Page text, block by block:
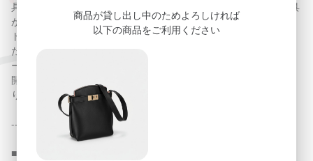
具「ガンチーニ」が2つ連なった「ダブルガンチーニ」の金具
が特徴。
トップハンドルで持つことでミニトートバッグとして、ま
た、取り外し可能なショルダーストラップを付けてショルダ
ーバッグとしてと、2WAYで使用可能です。
開閉はマグネット式ボタン、バッグ内側にカード入れ×2あ
り。
--
■素材
商品が貸し出し中のためよろしければ
以下の商品をご利用ください